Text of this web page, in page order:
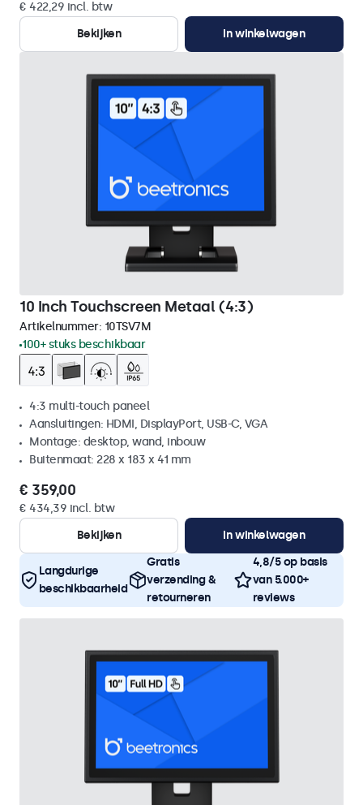
€ 422,29 incl. btw
Bekijken
In winkelwagen
10 Inch Touchscreen Metaal (4:3)
Artikelnummer: 10TSV7M
100+ stuks beschikbaar
4:3 multi-touch paneel
Aansluitingen: HDMI, DisplayPort, USB-C, VGA
Montage: desktop, wand, inbouw
Buitenmaat: 228 x 183 x 41 mm
€ 359,00
€ 434,39 incl. btw
Bekijken
In winkelwagen
Langdurige
beschikbaarheid
Gratis
verzending &
retourneren
4,8/5 op basis
van 5.000+
reviews